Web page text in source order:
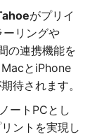
がプリイ
ーリングや
の連携機能を
とiPhone
待されます。
ートPCとし
ントを実現し